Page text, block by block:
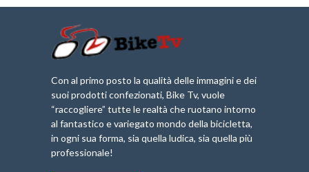
Con al primo posto la qualità delle immagini e dei
suoi prodotti confezionati, Bike Tv, vuole
“raccogliere” tutte le realtà che ruotano intorno
al fantastico e variegato mondo della bicicletta,
in ogni sua forma, sia quella ludica, sia quella più
professionale!